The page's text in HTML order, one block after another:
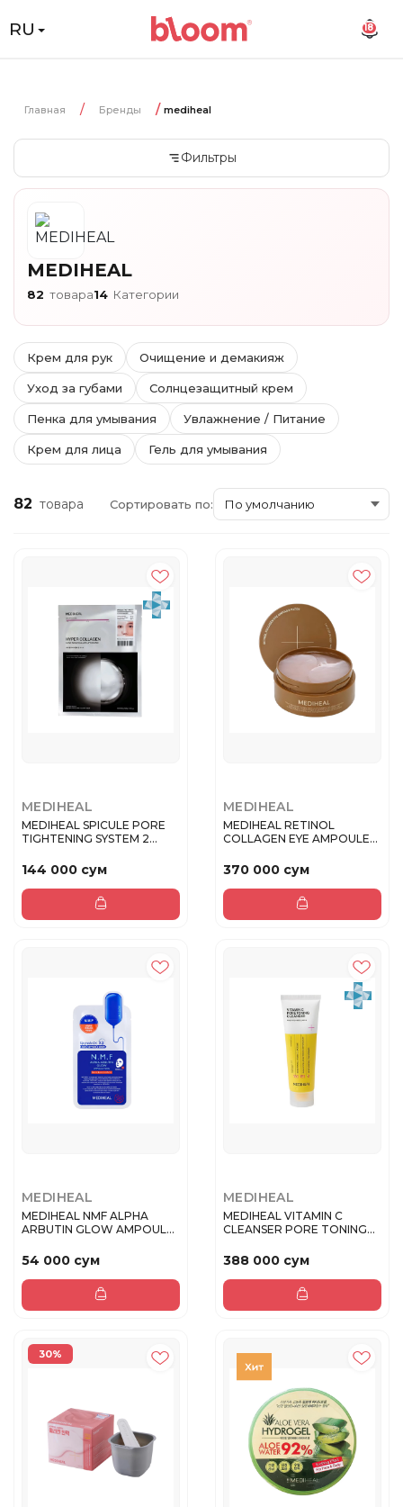
RU 18
Главная Бренды mediheal
Фильтры
MEDIHEAL
82 товара14 Категории
Крем для рук Очищение и демакияж
Уход за губами Солнцезащитный крем
Пенка для умывания Увлажнение / Питание
Крем для лица Гель для умывания
82 товара Сортировать по:
MEDIHEAL
MEDIHEAL SPICULE PORE
TIGHTENING SYSTEM 2
144 000 сум
MEDIHEAL
MEDIHEAL RETINOL
COLLAGEN EYE AMPOULE
370 000 сум
MEDIHEAL
MEDIHEAL NMF ALPHA
ARBUTIN GLOW AMPOULE
54 000 сум
MEDIHEAL
MEDIHEAL VITAMIN C
CLEANSER PORE TONING
388 000 сум
30%